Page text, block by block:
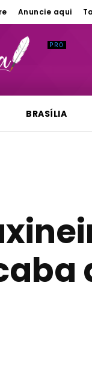
Anuncie aqui
BRASÍLIA